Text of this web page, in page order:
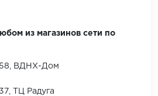
из магазинов сети по
ВДНХ-Дом
ТЦ Радуга